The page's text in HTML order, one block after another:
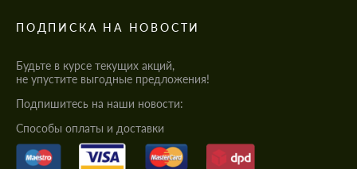
ПОДПИСКА НА НОВОСТИ
Будьте в курсе текущих акций,
не упустите выгодные предложения!
Подпишитесь на наши новости:
Cпособы оплаты и доставки